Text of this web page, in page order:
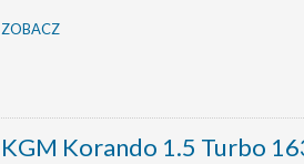
ZOBACZ
KGM Korando 1.5 Turbo